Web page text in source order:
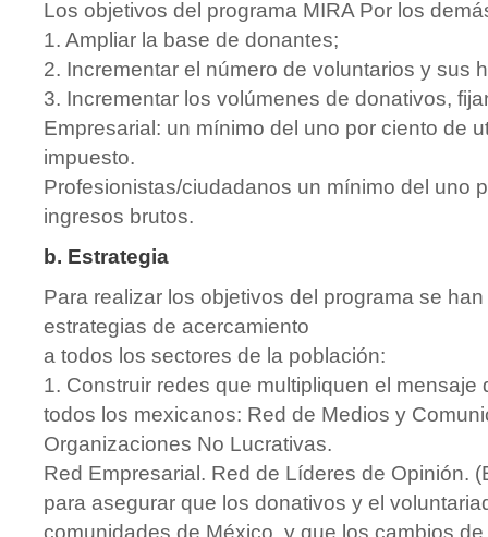
Los objetivos del programa MIRA Por los
1. Ampliar la base de donantes;
2. Incrementar el número de voluntarios y sus
3. Incrementar los volúmenes de donativos,
Empresarial: un mínimo del uno por ciento de
impuesto.
Profesionistas/ciudadanos un mínimo del uno
ingresos brutos.
b. Estrategia
Para realizar los objetivos del programa se
estrategias de acercamiento
a todos los sectores de la población:
1. Construir redes que multipliquen el mensaje
todos los mexicanos: Red de Medios y
Organizaciones No Lucrativas.
Red Empresarial. Red de Líderes de Opinión.
para asegurar que los donativos y el
comunidades de México, y que los cambios